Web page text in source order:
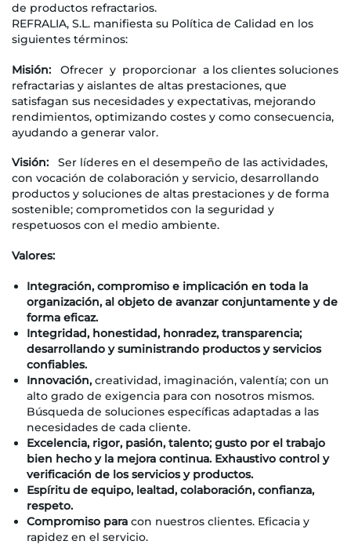
de productos refractarios.
REFRALIA, S.L. manifiesta su Política de Calidad en los
siguientes términos:
Misión: Ofrecer y proporcionar a los clientes soluciones
refractarias y aislantes de altas prestaciones, que
satisfagan sus necesidades y expectativas, mejorando
rendimientos, optimizando costes y como consecuencia,
ayudando a generar valor.
Visión: Ser líderes en el desempeño de las actividades,
con vocación de colaboración y servicio, desarrollando
productos y soluciones de altas prestaciones y de forma
sostenible; comprometidos con la seguridad y
respetuosos con el medio ambiente.
Valores:
Integración, compromiso e implicación en toda la
organización, al objeto de avanzar conjuntamente y de
forma eficaz.
Integridad,honestidad, honradez, transparencia;
desarrollando y suministrando productos y servicios
confiables.
Innovación, creatividad, imaginación, valentía; con un
alto grado de exigencia para con nosotros mismos.
Búsqueda de soluciones específicas adaptadas a las
necesidades de cada cliente.
Excelencia, rigor, pasión, talento; gustopor el trabajo
bien hecho y la mejora continua. Exhaustivo control y
verificación de los servicios y productos.
Espíritu de equipo, lealtad, colaboración, confianza,
respeto.
Compromiso para con nuestros clientes. Eficacia y
rapidez en el servicio.